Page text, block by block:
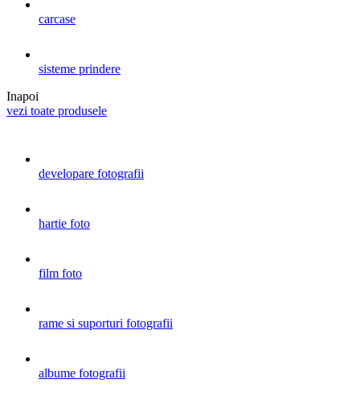
carcase
sisteme prindere
Inapoi
vezi toate produsele
developare fotografii
hartie foto
film foto
rame si suporturi fotografii
albume fotografii